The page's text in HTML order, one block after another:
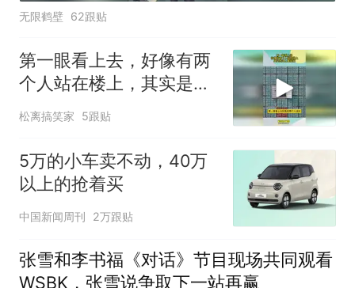
无限鹤壁 62跟贴
第一眼看上去，好像有两
个人站在楼上，其实是海
上集装箱
松离搞笑家 5跟贴
5万的小车卖不动，40万
以上的抢着买
中国新闻周刊 2万跟贴
张雪和李书福《对话》节目现场共同观看
WSBK，张雪说争取下一站再赢